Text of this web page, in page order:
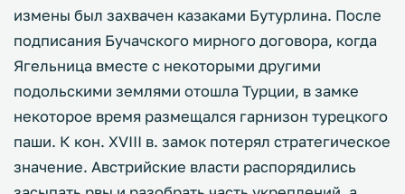
измены был захвачен казаками Бутурлина. После
подписания Бучачского мирного договора, когда
Ягельница вместе с некоторыми другими
подольскими землями отошла Турции, в замке
некоторое время размещался гарнизон турецкого
паши. К кон. XVIII в. замок потерял стратегическое
значение. Австрийские власти распорядились